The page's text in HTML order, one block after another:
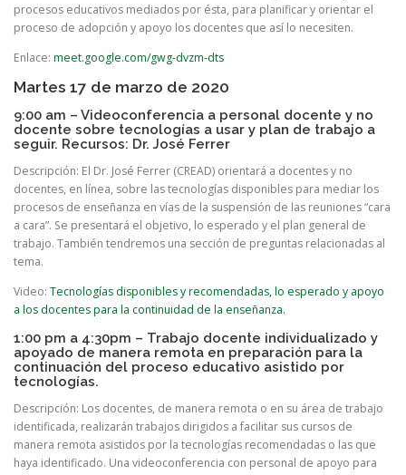
procesos educativos mediados por ésta, para planificar y orientar el
proceso de adopción y apoyo los docentes que así lo necesiten.
Enlace: meet.google.com/gwg-dvzm-dts
Martes 17 de marzo de 2020
9:00 am – Videoconferencia a personal docente y no
docente sobre tecnologías a usar y plan de trabajo a
seguir. Recursos: Dr. José Ferrer
Descripción: El Dr. José Ferrer (CREAD) orientará a docentes y no
docentes, en línea, sobre las tecnologías disponibles para mediar los
procesos de enseñanza en vías de la suspensión de las reuniones “cara
a cara”. Se presentará el objetivo, lo esperado y el plan general de
trabajo. También tendremos una sección de preguntas relacionadas al
tema.
Video: Tecnologías disponibles y recomendadas, lo esperado y apoyo
a los docentes para la continuidad de la enseñanza.
1:00 pm a 4:30pm – Trabajo docente individualizado y
apoyado de manera remota en preparación para la
continuación del proceso educativo asistido por
tecnologías.
Descripción: Los docentes, de manera remota o en su área de trabajo
identificada, realizarán trabajos dirigidos a facilitar sus cursos de
manera remota asistidos por la tecnologías recomendadas o las que
haya identificado. Una videoconferencia con personal de apoyo para